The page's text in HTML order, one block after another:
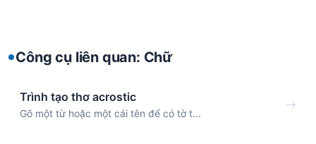
Công cụ liên quan: Chữ
Trình tạo thơ acrostic
Gõ một từ hoặc một cái tên để có tờ t...